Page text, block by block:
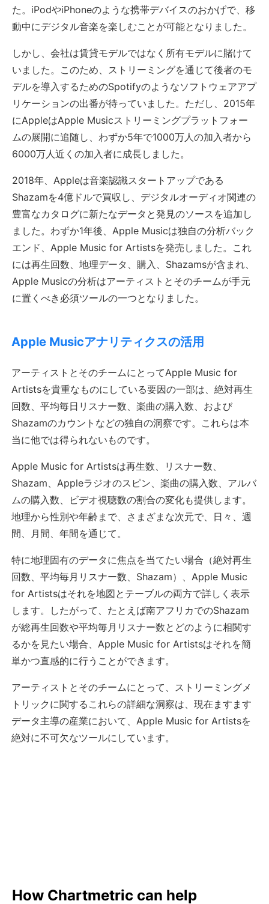
た。iPodやiPhoneのような携帯デバイスのおかげで、移
動中にデジタル音楽を楽しむことが可能となりました。
しかし、会社は賃貸モデルではなく所有モデルに賭けて
いました。このため、ストリーミングを通じて後者のモ
デルを導入するためのSpotifyのようなソフトウェアアプ
リケーションの出番が待っていました。ただし、2015年
にAppleはApple Musicストリーミングプラットフォー
ムの展開に追随し、わずか5年で1000万人の加入者から
6000万人近くの加入者に成長しました。
2018年、Appleは音楽認識スタートアップである
Shazamを4億ドルで買収し、デジタルオーディオ関連の
豊富なカタログに新たなデータと発見のソースを追加し
ました。わずか1年後、Apple Musicは独自の分析バック
エンド、Apple Music for Artistsを発売しました。これ
には再生回数、地理データ、購入、Shazamsが含まれ、
Apple Musicの分析はアーティストとそのチームが手元
に置くべき必須ツールの一つとなりました。
Apple Musicアナリティクスの活用
アーティストとそのチームにとってApple Music for
Artistsを貴重なものにしている要因の一部は、絶対再生
回数、平均毎日リスナー数、楽曲の購入数、および
Shazamのカウントなどの独自の洞察です。これらは本
当に他では得られないものです。
Apple Music for Artistsは再生数、リスナー数、
Shazam、Appleラジオのスピン、楽曲の購入数、アルバ
ムの購入数、ビデオ視聴数の割合の変化も提供します。
地理から性別や年齢まで、さまざまな次元で、日々、週
間、月間、年間を通じて。
特に地理固有のデータに焦点を当てたい場合（絶対再生
回数、平均毎月リスナー数、Shazam）、Apple Music
for Artistsはそれを地図とテーブルの両方で詳しく表示
します。したがって、たとえば南アフリカでのShazam
が総再生回数や平均毎月リスナー数とどのように相関す
るかを見たい場合、Apple Music for Artistsはそれを簡
単かつ直感的に行うことができます。
アーティストとそのチームにとって、ストリーミングメ
トリックに関するこれらの詳細な洞察は、現在ますます
データ主導の産業において、Apple Music for Artistsを
絶対に不可欠なツールにしています。
How Chartmetric can help